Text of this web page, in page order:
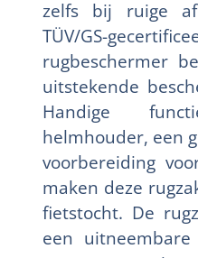
zelfs bij ruige
TÜV/GS-
rugbeschermer
uitstekende
Handige
helmhouder, een
voorbereiding
maken deze
fietstocht. De
een